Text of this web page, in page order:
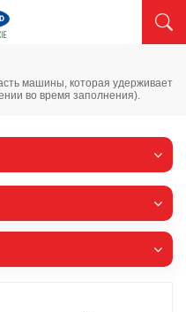
машины, которая удерживает
во время заполнения).